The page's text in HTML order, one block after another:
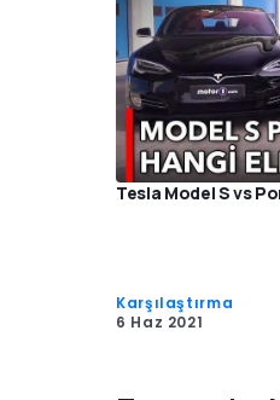
Tesla Model S vs
Karşılaştırma
6 Haz 2021